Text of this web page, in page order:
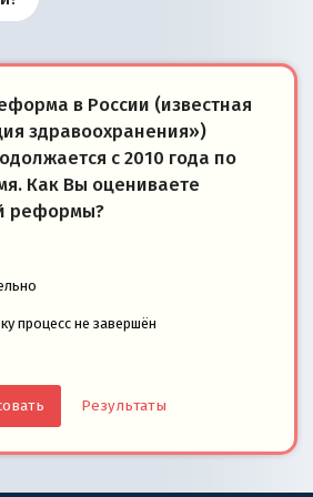
в России (известная
здравоохранения»)
с 2010 года по
Как Вы оцениваете
реформы?
процесс не завершён
Результаты